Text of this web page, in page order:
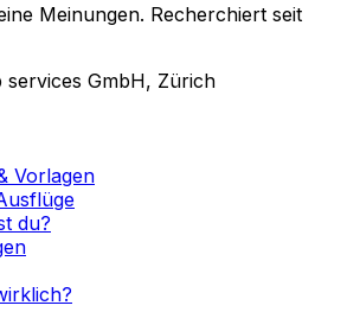
Meinungen. Recherchiert seit
GmbH, Zürich
Vorlagen
du?